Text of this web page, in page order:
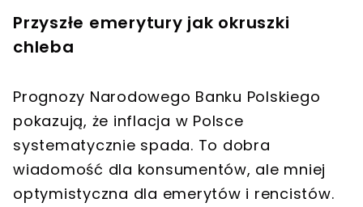
Przyszłe emerytury jak okruszki
chleba
Prognozy Narodowego Banku Polskiego
pokazują, że inflacja w Polsce
systematycznie spada. To dobra
wiadomość dla konsumentów, ale mniej
optymistyczna dla emerytów i rencistów.